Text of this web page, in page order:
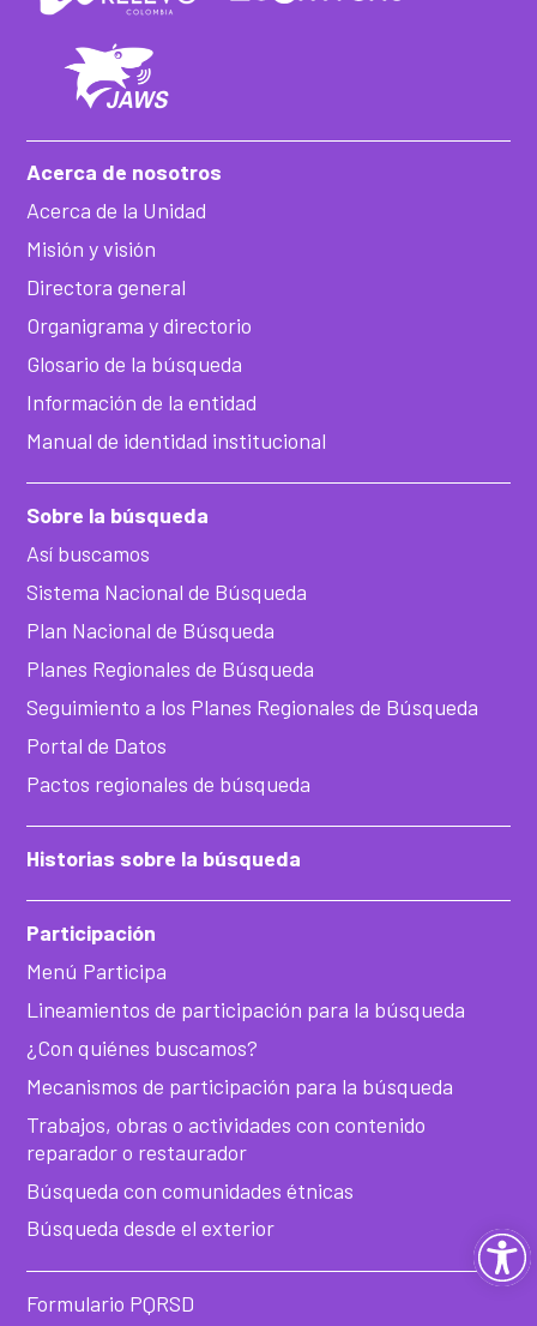
Acerca de nosotros
Acerca de la Unidad
Misión y visión
Directora general
Organigrama y directorio
Glosario de la búsqueda
Información de la entidad
Manual de identidad institucional
Sobre la búsqueda
Así buscamos
Sistema Nacional de Búsqueda
Plan Nacional de Búsqueda
Planes Regionales de Búsqueda
Seguimiento a los Planes Regionales de Búsqueda
Portal de Datos
Pactos regionales de búsqueda
Historias sobre la búsqueda
Participación
Menú Participa
Lineamientos de participación para la búsqueda
¿Con quiénes buscamos?
Mecanismos de participación para la búsqueda
Trabajos, obras o actividades con contenido
reparador o restaurador
Búsqueda con comunidades étnicas
Búsqueda desde el exterior
Formulario PQRSD